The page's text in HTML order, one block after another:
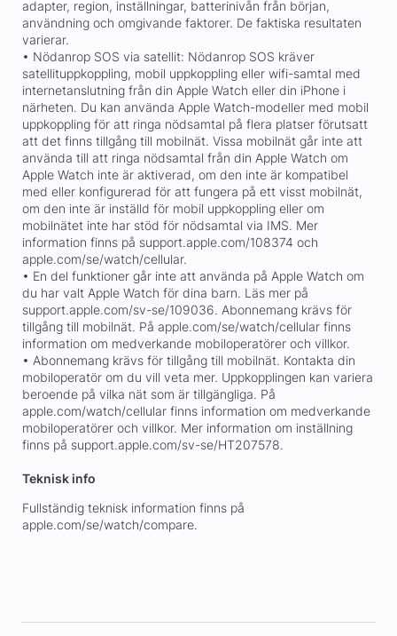
adapter, region, inställningar, batterinivån från början,
användning och omgivande faktorer. De faktiska resultaten
varierar.
• Nödanrop SOS via satellit: Nödanrop SOS kräver
satellituppkoppling, mobil uppkoppling eller wifi-samtal med
internetanslutning från din Apple Watch eller din iPhone i
närheten. Du kan använda Apple Watch-modeller med mobil
uppkoppling för att ringa nödsamtal på flera platser förutsatt
att det finns tillgång till mobilnät. Vissa mobilnät går inte att
använda till att ringa nödsamtal från din Apple Watch om
Apple Watch inte är aktiverad, om den inte är kompatibel
med eller konfigurerad för att fungera på ett visst mobilnät,
om den inte är inställd för mobil uppkoppling eller om
mobilnätet inte har stöd för nödsamtal via IMS. Mer
information finns på support.apple.com/108374 och
apple.com/se/watch/cellular.
• En del funktioner går inte att använda på Apple Watch om
du har valt Apple Watch för dina barn. Läs mer på
support.apple.com/sv-se/109036. Abonnemang krävs för
tillgång till mobilnät. På apple.com/se/watch/cellular finns
information om medverkande mobiloperatörer och villkor.
• Abonnemang krävs för tillgång till mobilnät. Kontakta din
mobiloperatör om du vill veta mer. Uppkopplingen kan variera
beroende på vilka nät som är tillgängliga. På
apple.com/watch/cellular finns information om medverkande
mobiloperatörer och villkor. Mer information om inställning
finns på support.apple.com/sv-se/HT207578.
Teknisk info
Fullständig teknisk information finns på
apple.com/se/watch/compare.